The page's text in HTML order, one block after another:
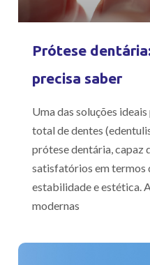
Prótese
precisa saber
Uma das soluções
total de dentes
prótese dentária, capaz
satisfatórios em termos
estabilidade e estética.
modernas